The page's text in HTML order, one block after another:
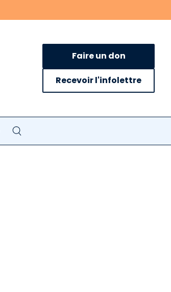
Faire un don
Recevoir l'infolettre